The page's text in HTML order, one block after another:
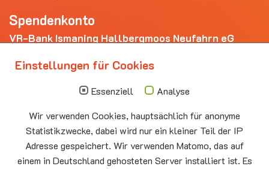
Spendenkonto
VR-Bank Ismaning Hallbergmoos Neufahrn eG
Die nächsten Termine
10.00 - 11.00
Auferstehungskirche Neufahrn
Montag
15.00 - 17.00
10.08
Senioren-Spieletreff Neufahrn
Einstellungen für Cookies
Essenziell
Analyse
Wir verwenden Cookies, hauptsächlich für anonyme
Statistikzwecke, dabei wird nur ein kleiner Teil der IP
Adresse gespeichert. Wir verwenden Matomo, das auf
einem in Deutschland gehosteten Server installiert ist. Es